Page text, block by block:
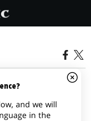
EL OUT
and we will
in the